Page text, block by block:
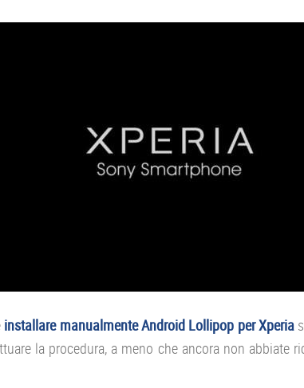
installare manualmente Android Lollipop per Xperia
la procedura, a meno che ancora non abbiate